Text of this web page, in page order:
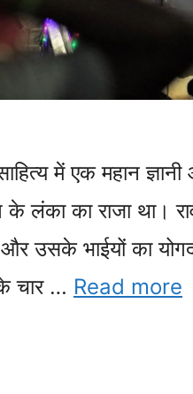
में एक महान
लंका का राजा था।
उसके भाईयों का
चार … Read more